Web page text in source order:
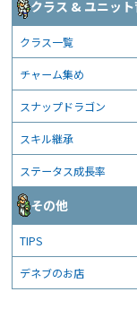
クラス & ユニット
クラス一覧
チャーム集め
スナップドラゴン
スキル継承
ステータス成長率
その他
TIPS
デネブのお店